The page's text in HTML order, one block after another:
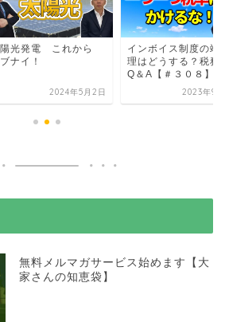
光発電 これから
ナイ！
2024年5月2日
インボイス制度の端
理はどうする？税務
Q＆A【＃３０８】
2023年9
無料メルマガサービス始めます【大
家さんの知恵袋】